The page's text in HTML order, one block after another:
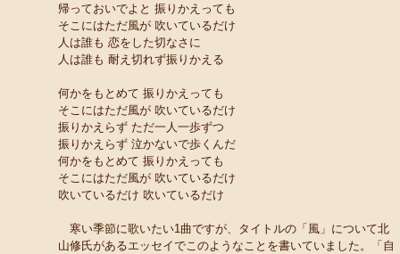
帰っておいでよと 振りかえっても
そこにはただ風が 吹いているだけ
人は誰も 恋をした切なさに
人は誰も 耐え切れず振りかえる
何かをもとめて 振りかえっても
そこにはただ風が 吹いているだけ
振りかえらず ただ一人一歩ずつ
振りかえらず 泣かないで歩くんだ
何かをもとめて 振りかえっても
そこにはただ風が 吹いているだけ
吹いているだけ 吹いているだけ
寒い季節に歌いたい1曲ですが、タイトルの「風」について北
山修氏があるエッセイでこのようなことを書いていました。「自